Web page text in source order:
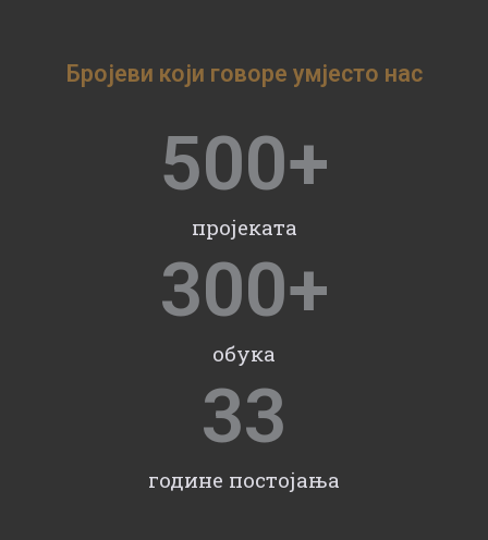
Бројеви који говоре умјесто нас
пројеката
500+
обука
300+
године постојања
33